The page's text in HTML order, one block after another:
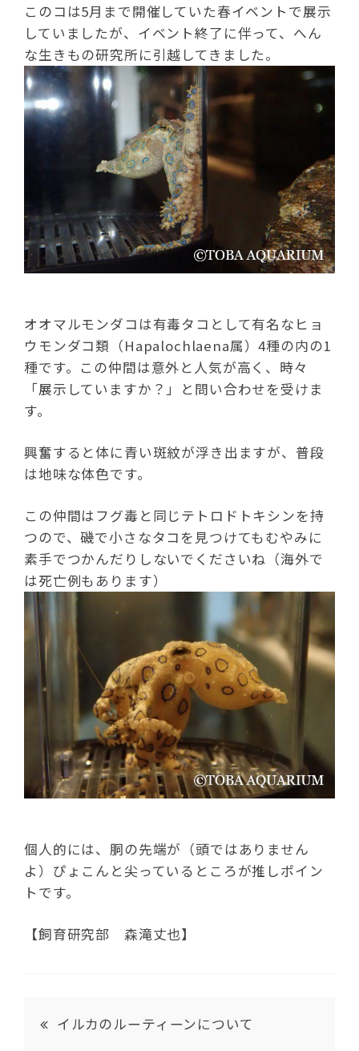
このコは5月まで開催していた春イベントで展示
していましたが、イベント終了に伴って、へん
な生きもの研究所に引越してきました。
オオマルモンダコは有毒タコとして有名なヒョ
ウモンダコ類（Hapalochlaena属）4種の内の1
種です。この仲間は意外と人気が高く、時々
「展示していますか？」と問い合わせを受けま
す。
興奮すると体に青い斑紋が浮き出ますが、普段
は地味な体色です。
この仲間はフグ毒と同じテトロドトキシンを持
つので、磯で小さなタコを見つけてもむやみに
素手でつかんだりしないでくださいね（海外で
は死亡例もあります）
個人的には、胴の先端が（頭ではありません
よ）ぴょこんと尖っているところが推しポイン
トです。
【飼育研究部 森滝丈也】
イルカのルーティーンについて